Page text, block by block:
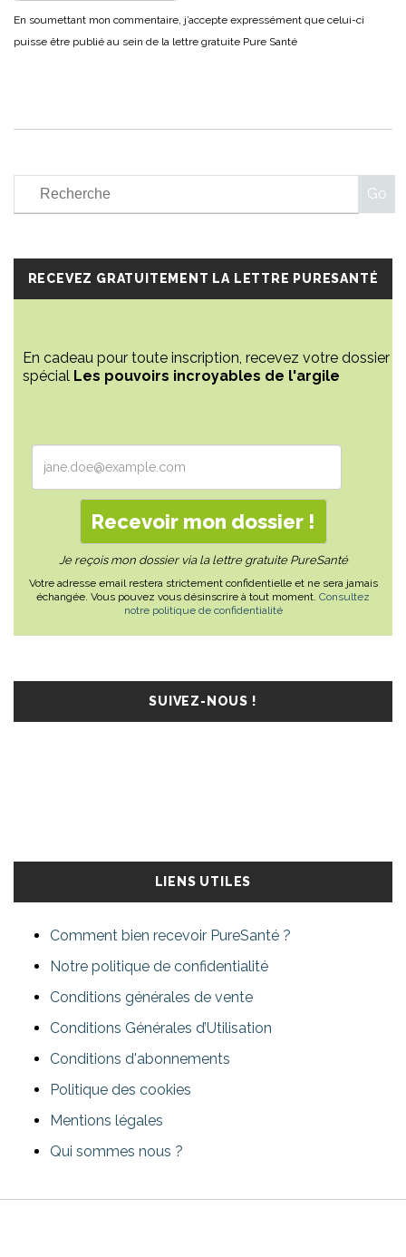
RECEVEZ GRATUITEMENT LA LETTRE PURESANTÉ
En cadeau pour toute inscription, recevez votre dossier
spécial Les pouvoirs incroyables de l'argile
Je reçois mon dossier via la lettre gratuite PureSanté
Votre adresse email restera strictement confidentielle et ne sera jamais
échangée. Vous pouvez vous désinscrire à tout moment. Consultez
notre politique de confidentialité
SUIVEZ-NOUS !
LIENS UTILES
Comment bien recevoir PureSanté ?
Notre politique de confidentialité
Conditions générales de vente
Conditions Générales d’Utilisation
Conditions d'abonnements
Politique des cookies
Mentions légales
Qui sommes nous ?